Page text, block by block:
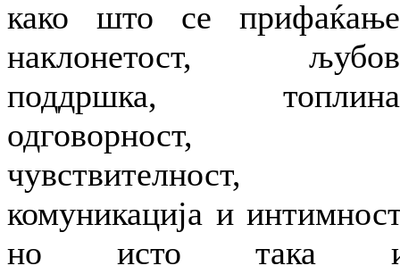
како што се
наклонетост,
поддршка,
одговорност,
чувствителност,
комуникација и
но исто така